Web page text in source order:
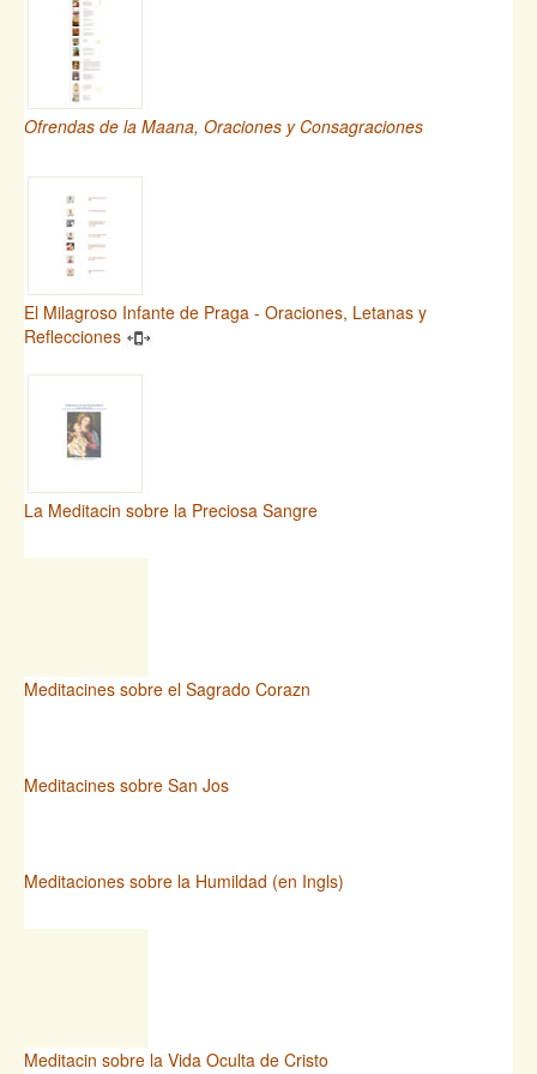
Ofrendas de la Maana, Oraciones y Consagraciones
El Milagroso Infante de Praga - Oraciones, Letanas y
Reflecciones
La Meditacin sobre la Preciosa Sangre
Meditacines sobre el Sagrado Corazn
Meditacines sobre San Jos
Meditaciones sobre la Humildad (en Ingls)
Meditacin sobre la Vida Oculta de Cristo